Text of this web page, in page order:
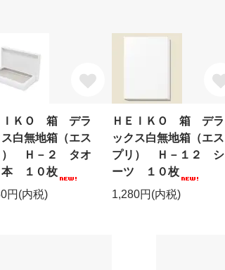
ＩＫＯ 箱 デラ
ス白無地箱（エス
） Ｈ－２ タオ
本 １０枚
円(内税)
ＨＥＩＫＯ 箱 デラ
ックス白無地箱（エス
プリ） Ｈ－１２ シ
ーツ １０枚
1,280円(内税)